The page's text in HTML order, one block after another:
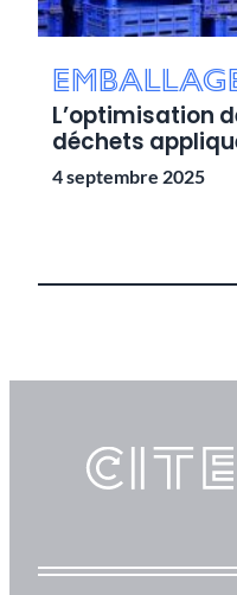
L’optimisation
déchets
emballages
4 septembre 2025